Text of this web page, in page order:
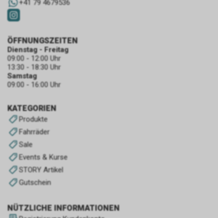
+41 79 4679536
KATEGORIEN
Produkte
Fahrräder
Sale
Events & Kurse
STORY Artikel
Gutschein
NÜTZLICHE INFORMATIONEN
ÖFFNUNGSZEITEN
Dienstag - Freitag
09:00 - 12:00 Uhr
13:30 - 18:30 Uhr
Samstag
09:00 - 16:00 Uhr